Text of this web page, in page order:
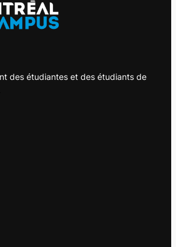
des étudiantes et des étudiants de